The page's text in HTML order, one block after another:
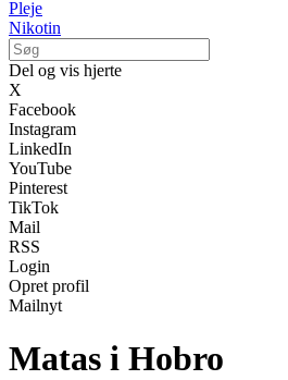
Pleje
Nikotin
Del og vis hjerte
X
Facebook
Instagram
LinkedIn
YouTube
Pinterest
TikTok
Mail
RSS
Login
Opret profil
Mailnyt
Matas i Hobro